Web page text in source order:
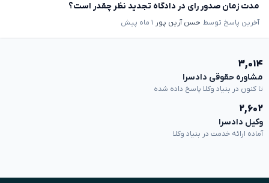
مدت زمان صدور رای در دادگاه تجدید نظر چقدر است؟
آخرین پاسخ توسط حسن آرین پور ۱ ماه پیش
۳,۰۱۴
مشاوره حقوقی دادسرا
تا کنون در بنیاد وکلا پاسخ داده شده
۲,۶۰۲
وکیل دادسرا
آماده ارائه خدمت در بنیاد وکلا